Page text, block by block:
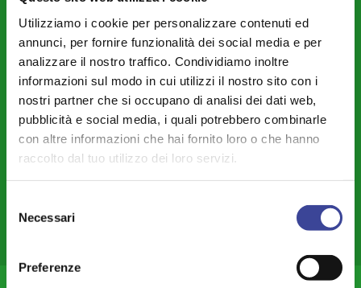
Utilizziamo i cookie per personalizzare contenuti ed
annunci, per fornire funzionalità dei social media e per
analizzare il nostro traffico. Condividiamo inoltre
informazioni sul modo in cui utilizzi il nostro sito con i
nostri partner che si occupano di analisi dei dati web,
pubblicità e social media, i quali potrebbero combinarle
con altre informazioni che hai fornito loro o che hanno
raccolto dal tuo utilizzo dei loro servizi.
delNecessari
Preferenze
Cybersecurity
Territorio - Urbanistica - Lavori Pubblici - Edilizia
Piccoli Comuni – Montagna – Aree Interne – Forme Associative
Finanza Locale - Bilancio - Fiscalità - Personale
Città Metropolitana e Rapporti con le Province
Commercio – Attività Produttive – Lavoro – Smart City-land